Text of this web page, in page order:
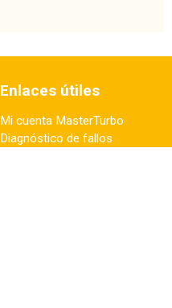
Enlaces útiles
Mi cuenta MasterTurbo
Diagnóstico de fallos